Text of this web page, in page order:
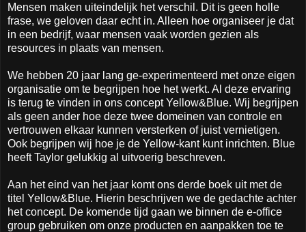
Mensen maken uiteindelijk het verschil. Dit is geen holle
frase, we geloven daar echt in. Alleen hoe organiseer je dat
in een bedrijf, waar mensen vaak worden gezien als
resources in plaats van mensen.
We hebben 20 jaar lang ge-experimenteerd met onze eigen
organisatie om te begrijpen hoe het werkt. Al deze ervaring
is terug te vinden in ons concept Yellow&Blue. Wij begrijpen
als geen ander hoe deze twee domeinen van controle en
vertrouwen elkaar kunnen versterken of juist vernietigen.
Ook begrijpen wij hoe je de Yellow-kant kunt inrichten. Blue
heeft Taylor gelukkig al uitvoerig beschreven.
Aan het eind van het jaar komt ons derde boek uit met de
titel Yellow&Blue. Hierin beschrijven we de gedachte achter
het concept. De komende tijd gaan we binnen de e-office
group gebruiken om onze producten en aanpakken toe te